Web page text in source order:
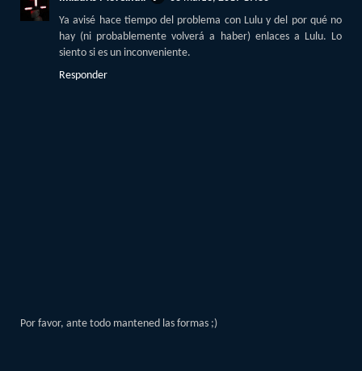
Ya avisé hace tiempo del problema con Lulu y del por qué no
hay (ni probablemente volverá a haber) enlaces a Lulu. Lo
siento si es un inconveniente.
Responder
Por favor, ante todo mantened las formas ;)